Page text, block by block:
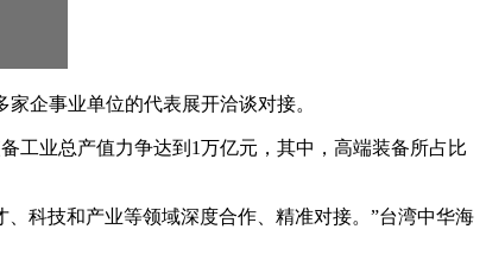
企事业单位的代表展开洽谈对接。
工业总产值力争达到1万亿元，其中，高端装备所占比
科技和产业等领域深度合作、精准对接。”台湾中华海